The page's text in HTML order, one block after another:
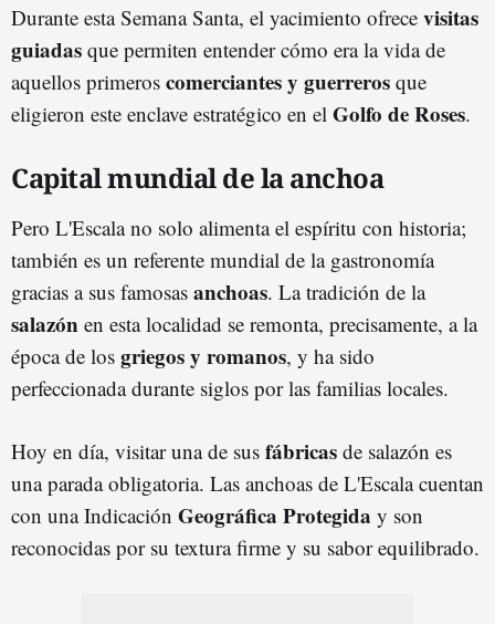
Durante esta Semana Santa, el yacimiento ofrece visitas
guiadas que permiten entender cómo era la vida de
aquellos primeros comerciantes y guerreros que
eligieron este enclave estratégico en el Golfo de Roses.
Capital mundial de la anchoa
Pero L'Escala no solo alimenta el espíritu con historia;
también es un referente mundial de la gastronomía
gracias a sus famosas anchoas. La tradición de la
salazón en esta localidad se remonta, precisamente, a la
época de los griegos y romanos, y ha sido
perfeccionada durante siglos por las familias locales.
Hoy en día, visitar una de sus fábricas de salazón es
una parada obligatoria. Las anchoas de L'Escala cuentan
con una Indicación Geográfica Protegida y son
reconocidas por su textura firme y su sabor equilibrado.